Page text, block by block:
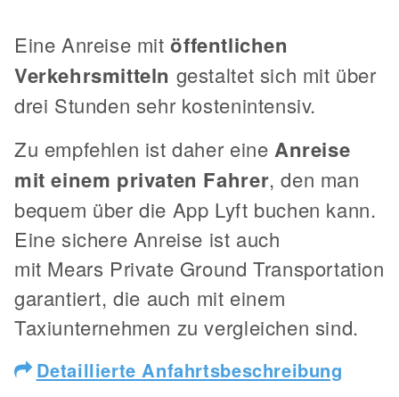
Eine Anreise mitöffentlichen
Verkehrsmitteln gestaltet sich mit über
drei Stunden sehr kostenintensiv.
Zu empfehlen ist daher eine Anreise
mit einem privaten Fahrer, den man
bequem über die App Lyft buchen kann.
Eine sichere Anreise ist auch
mit Mears Private Ground Transportation
garantiert, die auch mit einem
Taxiunternehmen zu vergleichen sind.
Detaillierte Anfahrtsbeschreibung